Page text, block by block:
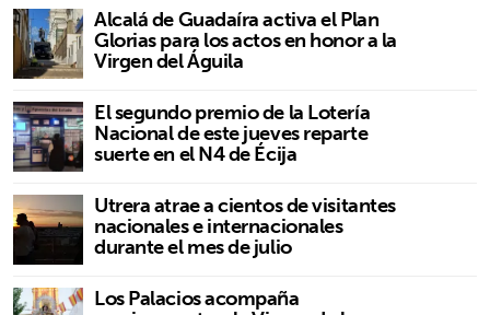
Alcalá de Guadaíra activa el Plan
Glorias para los actos en honor a la
Virgen del Águila
El segundo premio de la Lotería
Nacional de este jueves reparte
suerte en el N4 de Écija
Utrera atrae a cientos de visitantes
nacionales e internacionales
durante el mes de julio
Los Palacios acompaña